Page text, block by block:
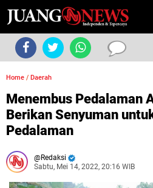
Home / Daerah
Menembus Pedalaman
Berikan Senyuman
Pedalaman
Redaksi
Sabtu, Mei 14, 2022, 20:16 WIB